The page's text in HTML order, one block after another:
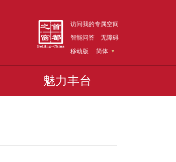
访问我的专属空间
智能问答
无障碍
移动版
简体
魅力丰台